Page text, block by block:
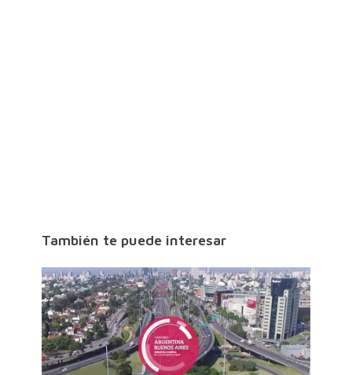
También te puede interesar